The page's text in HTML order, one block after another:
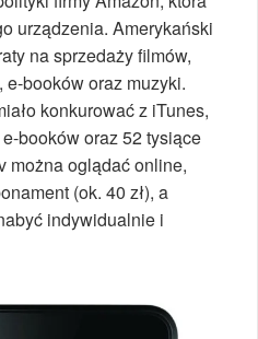
urządzenia. Amerykański
na sprzedaży filmów,
booków oraz muzyki.
konkurować z iTunes,
booków oraz 52 tysiące
można oglądać online,
(ok. 40 zł), a
indywidualnie i